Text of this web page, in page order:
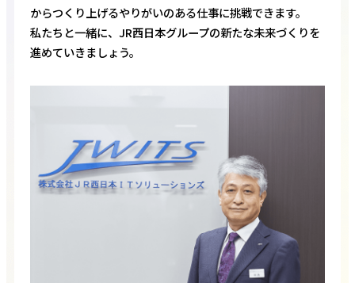
からつくり上げるやりがいのある仕事に挑戦できます。
私たちと一緒に、JR西日本グループの新たな未来づくりを
進めていきましょう。